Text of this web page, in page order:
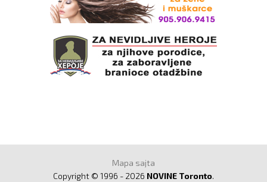
Mapa sajta
Copyright © 1996 - 2026 NOVINE Toronto.